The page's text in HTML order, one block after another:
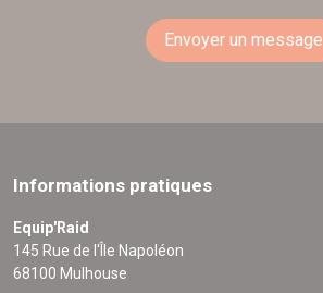
Envoyer un message
Informations pratiques
Equip'Raid
145 Rue de l'Île Napoléon
68100 Mulhouse